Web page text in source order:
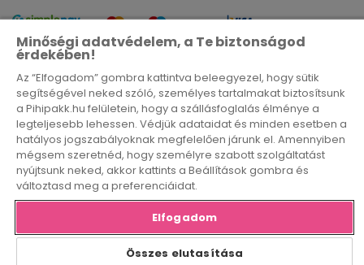
Aktív igénybe vevők átlagos havi száma a 2025. július 1. és
DSA Éves átláthatósági jelentés 2025. február 17. – 2025.
december 31. [Letöltés]
DSA Éves átláthatósági jelentés 2024. február 17. – 2025.
február 16. [Letöltés]
Az oldalon található képek illusztrációk
Minden jog fenntartva! Copyright 2026 PihiPakk.hu.
Minőségi adatvédelem, a Te biztonságod
érdekében!
Az “Elfogadom” gombra kattintva beleegyezel, hogy sütik
segítségével neked szóló, személyes tartalmakat biztosítsunk
a Pihipakk.hu felületein, hogy a szállásfoglalás élménye a
legteljesebb lehessen. Védjük adataidat és minden esetben a
hatályos jogszabályoknak megfelelően járunk el. Amennyiben
mégsem szeretnéd, hogy személyre szabott szolgáltatást
nyújtsunk neked, akkor kattints a Beállítások gombra és
változtasd meg a preferenciáidat.
Elfogadom
Összes elutasítása